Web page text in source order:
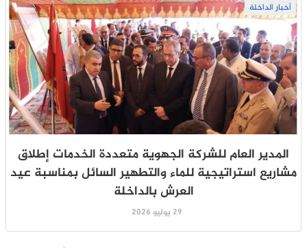
أخبار الداخلة
المدير العام للشركة الجهوية متعددة الخدمات إطلاق
مشاريع استراتيجية للماء والتطهير السائل بمناسبة عيد
العرش بالداخلة
29 يوليو 2026